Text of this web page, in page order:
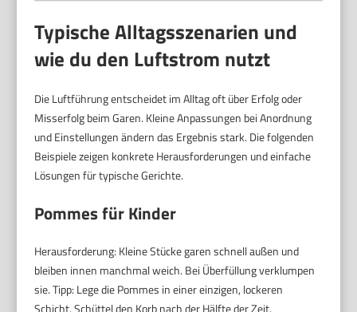
Typische Alltagsszenarien und
wie du den Luftstrom nutzt
Die Luftführung entscheidet im Alltag oft über Erfolg oder
Misserfolg beim Garen. Kleine Anpassungen bei Anordnung
und Einstellungen ändern das Ergebnis stark. Die folgenden
Beispiele zeigen konkrete Herausforderungen und einfache
Lösungen für typische Gerichte.
Pommes für Kinder
Herausforderung: Kleine Stücke garen schnell außen und
bleiben innen manchmal weich. Bei Überfüllung verklumpen
sie. Tipp: Lege die Pommes in einer einzigen, lockeren
Schicht. Schüttel den Korb nach der Hälfte der Zeit.